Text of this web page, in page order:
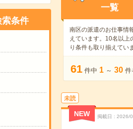
条件
一覧
南区の派遣のお仕事情
えています。10名以上
り条件も取り揃えてい
61 件中 1 ～ 30 件
未読
NEW 掲載日 2026/